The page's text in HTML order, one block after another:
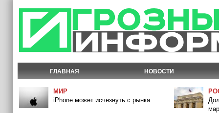
ГЛАВНАЯ НОВОСТИ
МИР
iPhone может исчезнуть с рынка